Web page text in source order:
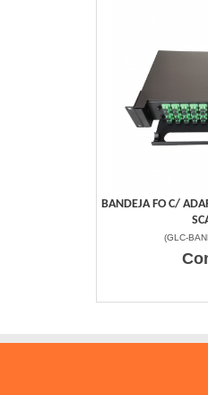
BANDEJA FO C/
(GLC-